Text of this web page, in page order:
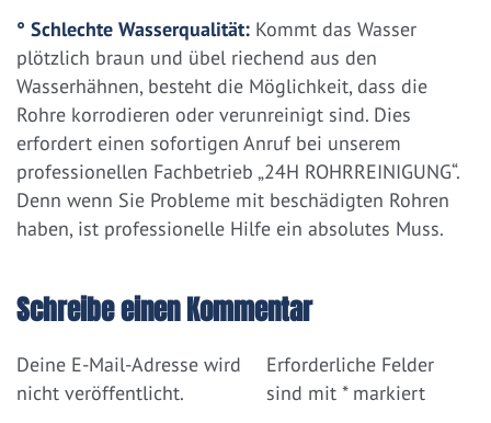
° Schlechte Wasserqualität: Kommt das Wasser
plötzlich braun und übel riechend aus den
Wasserhähnen, besteht die Möglichkeit, dass die
Rohre korrodieren oder verunreinigt sind. Dies
erfordert einen sofortigen Anruf bei unserem
professionellen Fachbetrieb „24H ROHRREINIGUNG“.
Denn wenn Sie Probleme mit beschädigten Rohren
haben, ist professionelle Hilfe ein absolutes Muss.
Schreibe einen Kommentar
Deine E-Mail-Adresse wird
nicht veröffentlicht.
Erforderliche Felder
sind mit *markiert